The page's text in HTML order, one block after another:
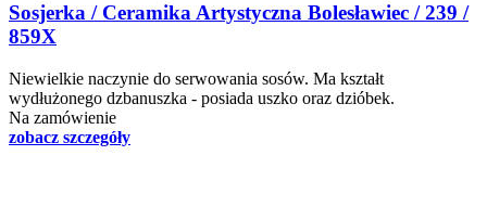
Sosjerka / Ceramika Artystyczna Bolesławiec / 239 /
859X
Niewielkie naczynie do serwowania sosów. Ma kształt
wydłużonego dzbanuszka - posiada uszko oraz dzióbek.
Na zamówienie
zobacz szczegóły